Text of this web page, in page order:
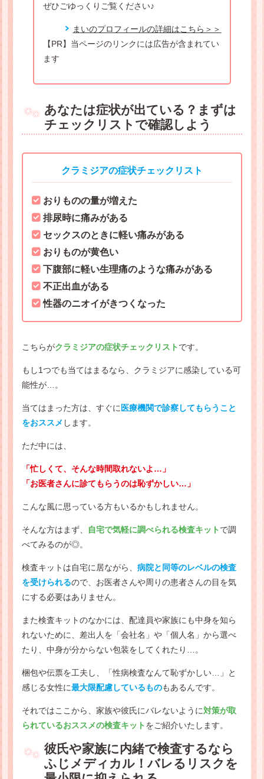
ぜひごゆっくりご覧ください♪
まいのプロフィールの詳細はこちら＞＞
【PR】当ページのリンクには広告が含まれてい
ます
あなたは症状が出ている？まずは
チェックリストで確認しよう
クラミジアの症状チェックリスト
おりものの量が増えた
排尿時に痛みがある
セックスのときに軽い痛みがある
おりものが黄色い
下腹部に軽い生理痛のような痛みがある
不正出血がある
性器のニオイがきつくなった
こちらがクラミジアの症状チェックリスト です。
もし1つでも当てはまるなら、クラミジアに感染している可
能性が…。
当てはまった方は、すぐに 医療機関で診察してもらうこと
をおススメ します。
ただ中には、
「忙しくて、そんな時間取れないよ…」
「お医者さんに診てもらうのは恥ずかしい…」
こんな風に思っている方もいるかもしれません。
そんな方はまず、 自宅で気軽に調べられる検査キット で調
べてみるのが◎。
検査キットは自宅に居ながら、 病院と同等のレベルの検査
を受けられるので、お医者さんや周りの患者さんの目を気
にする必要はありません。
また検査キットのなかには、配達員や家族にも中身を知ら
れないために、差出人を「会社名」や「個人名」から選べ
たり、中身が分からない包装をしてくれたり…。
梱包や伝票を工夫し、「性病検査なんて恥ずかしい…」と
感じる女性に最大限配慮しているものもあるんです。
それではここから、家族や彼氏にバレないように対策が取
られているおススメの検査キット をご紹介いたします。
彼氏や家族に内緒で検査するなら
ふじメディカル！バレるリスクを